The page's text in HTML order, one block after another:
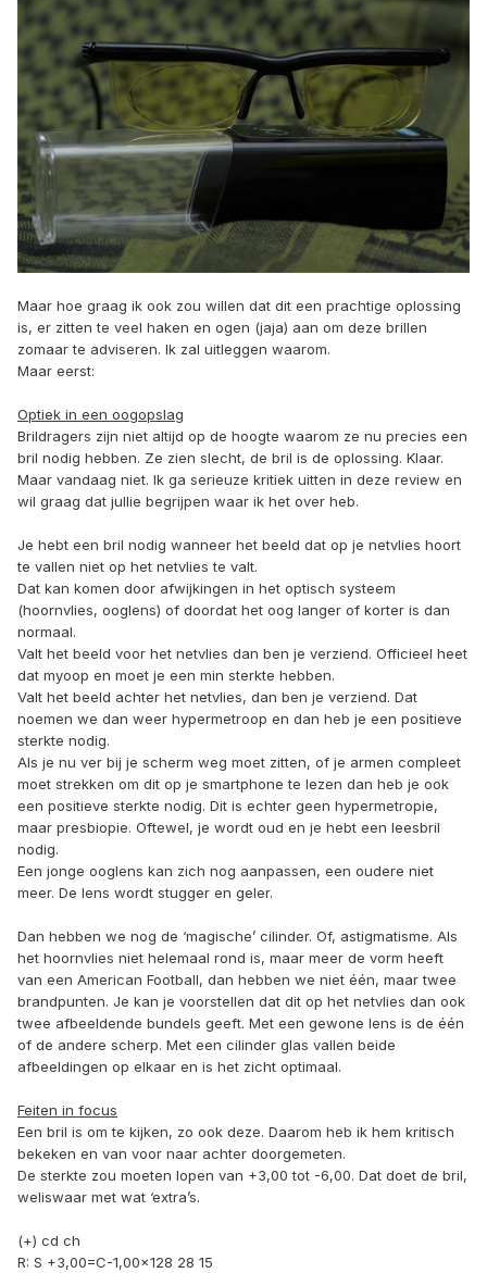
Maar hoe graag ik ook zou willen dat dit een prachtige oplossing
is, er zitten te veel haken en ogen (jaja) aan om deze brillen
zomaar te adviseren. Ik zal uitleggen waarom.
Maar eerst:
Optiek in een oogopslag
Brildragers zijn niet altijd op de hoogte waarom ze nu precies een
bril nodig hebben. Ze zien slecht, de bril is de oplossing. Klaar.
Maar vandaag niet. Ik ga serieuze kritiek uitten in deze review en
wil graag dat jullie begrijpen waar ik het over heb.
Je hebt een bril nodig wanneer het beeld dat op je netvlies hoort
te vallen niet op het netvlies te valt.
Dat kan komen door afwijkingen in het optisch systeem
(hoornvlies, ooglens) of doordat het oog langer of korter is dan
normaal.
Valt het beeld voor het netvlies dan ben je verziend. Officieel heet
dat myoop en moet je een min sterkte hebben.
Valt het beeld achter het netvlies, dan ben je verziend. Dat
noemen we dan weer hypermetroop en dan heb je een positieve
sterkte nodig.
Als je nu ver bij je scherm weg moet zitten, of je armen compleet
moet strekken om dit op je smartphone te lezen dan heb je ook
een positieve sterkte nodig. Dit is echter geen hypermetropie,
maar presbiopie. Oftewel, je wordt oud en je hebt een leesbril
nodig.
Een jonge ooglens kan zich nog aanpassen, een oudere niet
meer. De lens wordt stugger en geler.
Dan hebben we nog de ‘magische’ cilinder. Of, astigmatisme. Als
het hoornvlies niet helemaal rond is, maar meer de vorm heeft
van een American Football, dan hebben we niet één, maar twee
brandpunten. Je kan je voorstellen dat dit op het netvlies dan ook
twee afbeeldende bundels geeft. Met een gewone lens is de één
of de andere scherp. Met een cilinder glas vallen beide
afbeeldingen op elkaar en is het zicht optimaal.
Feiten in focus
Een bril is om te kijken, zo ook deze. Daarom heb ik hem kritisch
bekeken en van voor naar achter doorgemeten.
De sterkte zou moeten lopen van +3,00 tot -6,00. Dat doet de bril,
weliswaar met wat ‘extra’s.
(+) cd ch
R: S +3,00=C-1,00x128 28 15